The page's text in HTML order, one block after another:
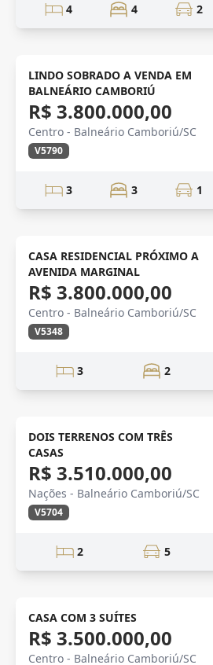
4 4 2
NOVIDADE
LINDO SOBRADO A VENDA EM
BALNEÁRIO CAMBORIÚ
R$ 3.800.000,00
Centro - Balneário Camboriú/SC
V5790
3 3 1
VENDA
CASA RESIDENCIAL PRÓXIMO A
AVENIDA MARGINAL
R$ 3.800.000,00
Centro - Balneário Camboriú/SC
V5348
3 2
VENDA
DOIS TERRENOS COM TRÊS
CASAS
R$ 3.510.000,00
Nações - Balneário Camboriú/SC
V5704
2 5
CASA COM 3 SUÍTES
R$ 3.500.000,00
Centro - Balneário Camboriú/SC